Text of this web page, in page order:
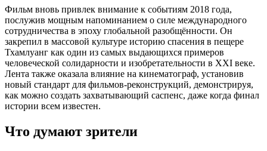
Фильм вновь привлек внимание к событиям 2018 года,
послужив мощным напоминанием о силе международного
сотрудничества в эпоху глобальной разобщённости. Он
закрепил в массовой культуре историю спасения в пещере
Тхамлуанг как один из самых выдающихся примеров
человеческой солидарности и изобретательности в XXI веке.
Лента также оказала влияние на кинематограф, установив
новый стандарт для фильмов-реконструкций, демонстрируя,
как можно создать захватывающий саспенс, даже когда финал
истории всем известен.
Что думают зрители